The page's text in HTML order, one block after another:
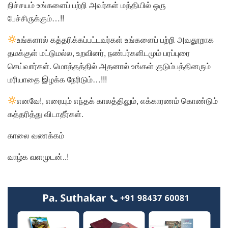
நிச்சயம் உங்களைப் பற்றி அவர்கள் மத்தியில் ஒரு
பேச்சிருக்கும்…!!
உங்களால் கத்தரிக்கப்பட்டவர்கள் உங்களைப் பற்றி அவதூறாக
தமக்குள் மட்டுமல்ல, உறவினர், நண்பர்களிடமும் பரப்புரை
செய்வார்கள். மொத்தத்தில் அதனால் உங்கள் குடும்பத்தினரும்
மரியாதை இழக்க நேரிடும்…!!!
எனவே!, எரையும் எந்தக் காலத்திலும், எக்காரணம் கொண்டும்
கத்தரித்து விடாதீர்கள்.
காலை வணக்கம்
வாழ்க வளமுடன்..!